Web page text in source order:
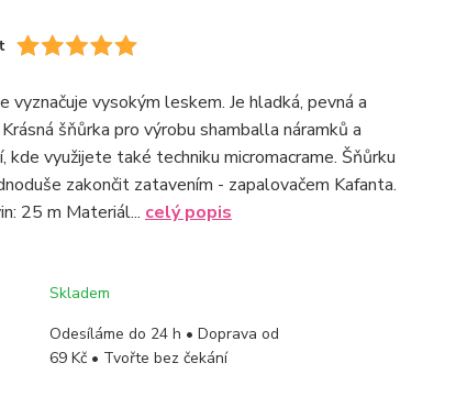
vyznačuje vysokým leskem. Je hladká, pevná a
šňůrka pro výrobu shamballa náramků a
využijete také techniku micromacrame. Šňůrku
zakončit zatavením - zapalovačem Kafanta.
25 m Materiál... celý popis
Skladem
Odesíláme do 24 h • Doprava od
69 Kč • Tvořte bez čekání